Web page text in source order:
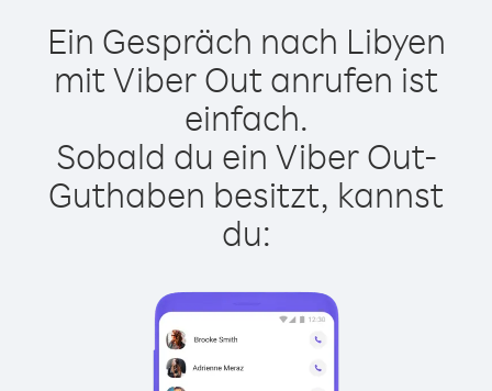
Ein Gespräch nach Libyen
mit Viber Out anrufen ist
einfach.
Sobald du ein Viber Out-
Guthaben besitzt, kannst
du: